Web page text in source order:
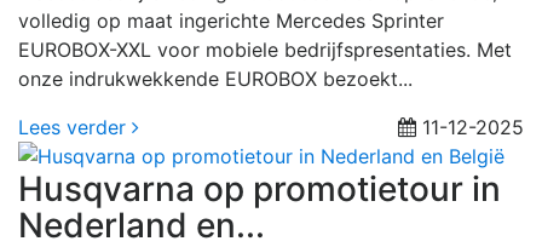
volledig op maat ingerichte Mercedes Sprinter
EUROBOX-XXL voor mobiele bedrijfspresentaties. Met
onze indrukwekkende EUROBOX bezoekt...
Lees verder
11-12-2025
Husqvarna op promotietour in
Nederland en...